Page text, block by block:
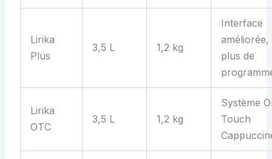
Lirika
Plus
3,5 L 1,2 kg
Interface
améliorée,
plus de
Lirika
OTC
3,5 L 1,2 kg
Système
Touch